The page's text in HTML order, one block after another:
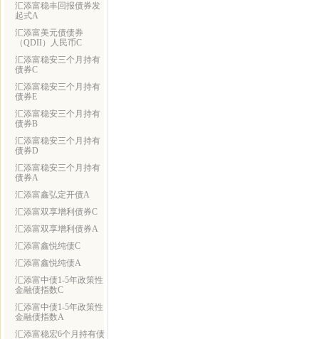
汇添富稳丰回报债券发
起式A
汇添富美元债债券
（QDII）人民币C
汇添富稳安三个月持有
债券C
汇添富稳安三个月持有
债券E
汇添富稳安三个月持有
债券B
汇添富稳安三个月持有
债券D
汇添富稳安三个月持有
债券A
汇添富鑫弘定开债A
汇添富双享增利债券C
汇添富双享增利债券A
汇添富鑫悦纯债C
汇添富鑫悦纯债A
汇添富中债1-5年政策性
金融债指数C
汇添富中债1-5年政策性
金融债指数A
汇添富稳宏6个月持有债